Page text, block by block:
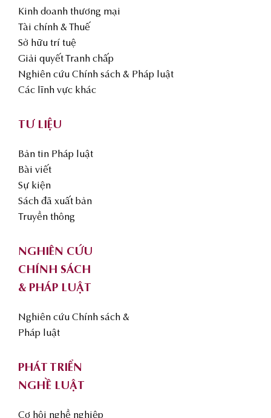
Kinh doanh thương mại
Tài chính & Thuế
Sở hữu trí tuệ
Giải quyết Tranh chấp
Nghiên cứu Chính sách & Pháp luật
Các lĩnh vực khác
TƯ LIỆU
Bản tin Pháp luật
Bài viết
Sự kiện
Sách đã xuất bản
Truyền thông
NGHIÊN CỨU
CHÍNH SÁCH
& PHÁP LUẬT
Nghiên cứu Chính sách &
Pháp luật
PHÁT TRIỂN
NGHỀ LUẬT
Cơ hội nghề nghiệp